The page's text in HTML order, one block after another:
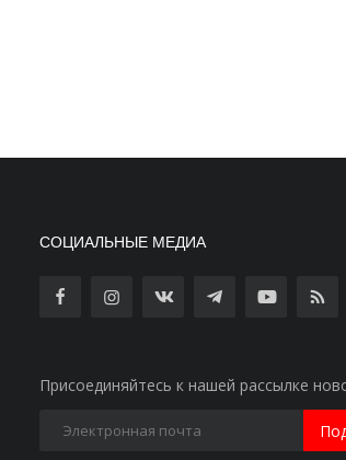
СОЦИАЛЬНЫЕ МЕДИА
Присоединяйтесь к нашей рассылке